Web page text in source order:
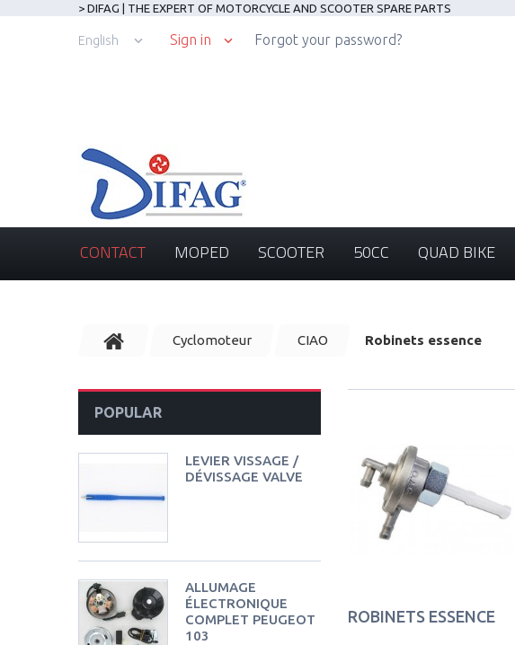
> DIFAG | THE EXPERT OF MOTORCYCLE AND SCOOTER SPARE PARTS
English Sign in Forgot your password?
CONTACT MOPED SCOOTER 50CC QUAD BIKE
Cyclomoteur CIAO Robinets essence
ROBINETS ESSENCE
POPULAR
LEVIER VISSAGE /
DÉVISSAGE VALVE
ALLUMAGE
ÉLECTRONIQUE
COMPLET PEUGEOT
103